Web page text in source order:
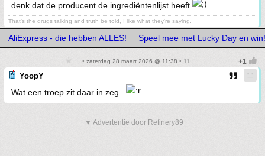
denk dat de producent de ingrediëntenlijst heeft
That's the drugs talking and truth be told, I like what they're saying.
AliExpress - die hebben ALLES! Speel mee met Lucky Day en win!
• zaterdag 28 maart 2026 @ 11:38 • 11
YoopY
Wat een troep zit daar in zeg..
▼ Advertentie door Refinery89